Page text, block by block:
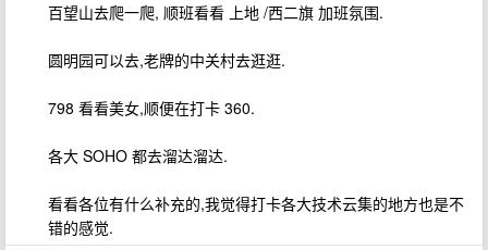
百望山去爬一爬, 顺班看看 上地 /西二旗 加班氛围.
圆明园可以去,老牌的中关村去逛逛.
798 看看美女,顺便在打卡 360.
各大 SOHO 都去溜达溜达.
看看各位有什么补充的,我觉得打卡各大技术云集的地方也是不
错的感觉.